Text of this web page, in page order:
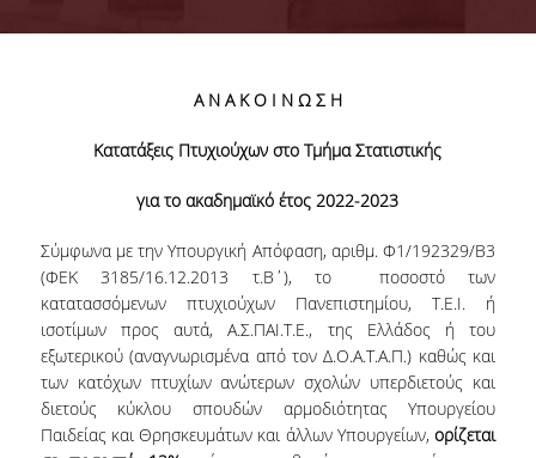
ΔΡΑΣΕΙΣ
ΕΡΓΑΣΤΗΡΙΑ
ΕΡΓΑΣΤΗΡΙΟ ΕΦΑΡΜΟΣΜΕΝΗΣ ΣΤΑΤΙΣΤΙΚΗΣ,
ΠΙΘΑΝΟΤΗΤΩΝ ΚΑΙ ΑΝΑΛΥΣΗΣ ΔΕΔΟΜΕΝΩΝ
ΕΡΓΑΣΤΗΡΙΟ ΣΤΑΤΙΣΤΙΚΗΣ ΜΕΘΟΔΟΛΟΓΙΑΣ
ΕΡΓΑΣΤΗΡΙΟ ΥΠΟΛΟΓΙΣΤΙΚΗΣ ΚΑΙ
Α Ν Α Κ Ο Ι Ν Ω Σ Η
Κατατάξεις Πτυχιούχων στο Τμήμα Στατιστικής
για το ακαδημαϊκό έτος 2022-2023
Σύμφωνα με την Υπουργική Απόφαση, αριθμ. Φ1/192329/Β3
(ΦΕΚ 3185/16.12.2013 τ.Β΄), το ποσοστό των
κατατασσόμενων πτυχιούχων Πανεπιστημίου, Τ.Ε.Ι. ή
ισοτίμων προς αυτά, Α.Σ.ΠΑΙ.Τ.Ε., της Ελλάδος ή του
εξωτερικού (αναγνωρισμένα από τον Δ.Ο.Α.Τ.Α.Π.) καθώς και
των κατόχων πτυχίων ανώτερων σχολών υπερδιετούς και
διετούς κύκλου σπουδών αρμοδιότητας Υπουργείου
Παιδείας και Θρησκευμάτων και άλλων Υπουργείων,ορίζεται